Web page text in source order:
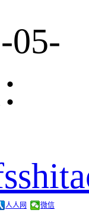
05-
人人网 微信